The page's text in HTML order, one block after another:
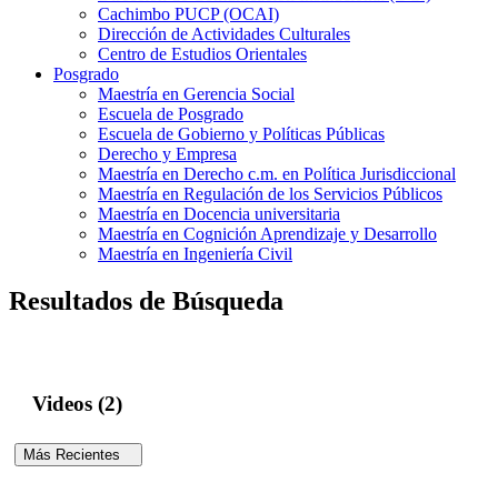
Cachimbo PUCP (OCAI)
Dirección de Actividades Culturales
Centro de Estudios Orientales
Posgrado
Maestría en Gerencia Social
Escuela de Posgrado
Escuela de Gobierno y Políticas Públicas
Derecho y Empresa
Maestría en Derecho c.m. en Política Jurisdiccional
Maestría en Regulación de los Servicios Públicos
Maestría en Docencia universitaria
Maestría en Cognición Aprendizaje y Desarrollo
Maestría en Ingeniería Civil
Resultados de Búsqueda
Videos (2)
Más Recientes